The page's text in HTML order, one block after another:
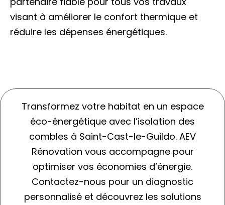
visant à améliorer le confort thermique et
réduire les dépenses énergétiques.
Transformez votre habitat en un espace
éco-énergétique avec l’isolation des
combles à Saint-Cast-le-Guildo. AEV
Rénovation vous accompagne pour
optimiser vos économies d’énergie.
Contactez-nous pour un diagnostic
personnalisé et découvrez les solutions